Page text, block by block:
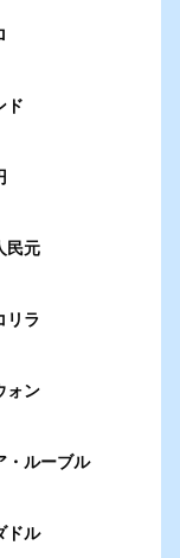
ド
民元
リラ
ォン
・ルーブル
ドル